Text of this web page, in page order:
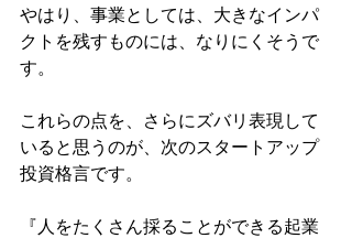
やはり、事業としては、大きなインパ
クトを残すものには、なりにくそうで
す。
これらの点を、さらにズバリ表現して
いると思うのが、次のスタートアップ
投資格言です。
『人をたくさん採ることができる起業